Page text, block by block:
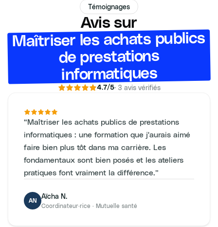
Témoignages
Avis sur
Maîtriser les achats publics
de prestations
informatiques
4.7/5· 3 avis vérifiés
“Maîtriser les achats publics de prestations
informatiques : une formation que j'aurais aimé
faire bien plus tôt dans ma carrière. Les
fondamentaux sont bien posés et les ateliers
pratiques font vraiment la différence.”
AN
Aïcha N.
Coordinateur·rice · Mutuelle santé